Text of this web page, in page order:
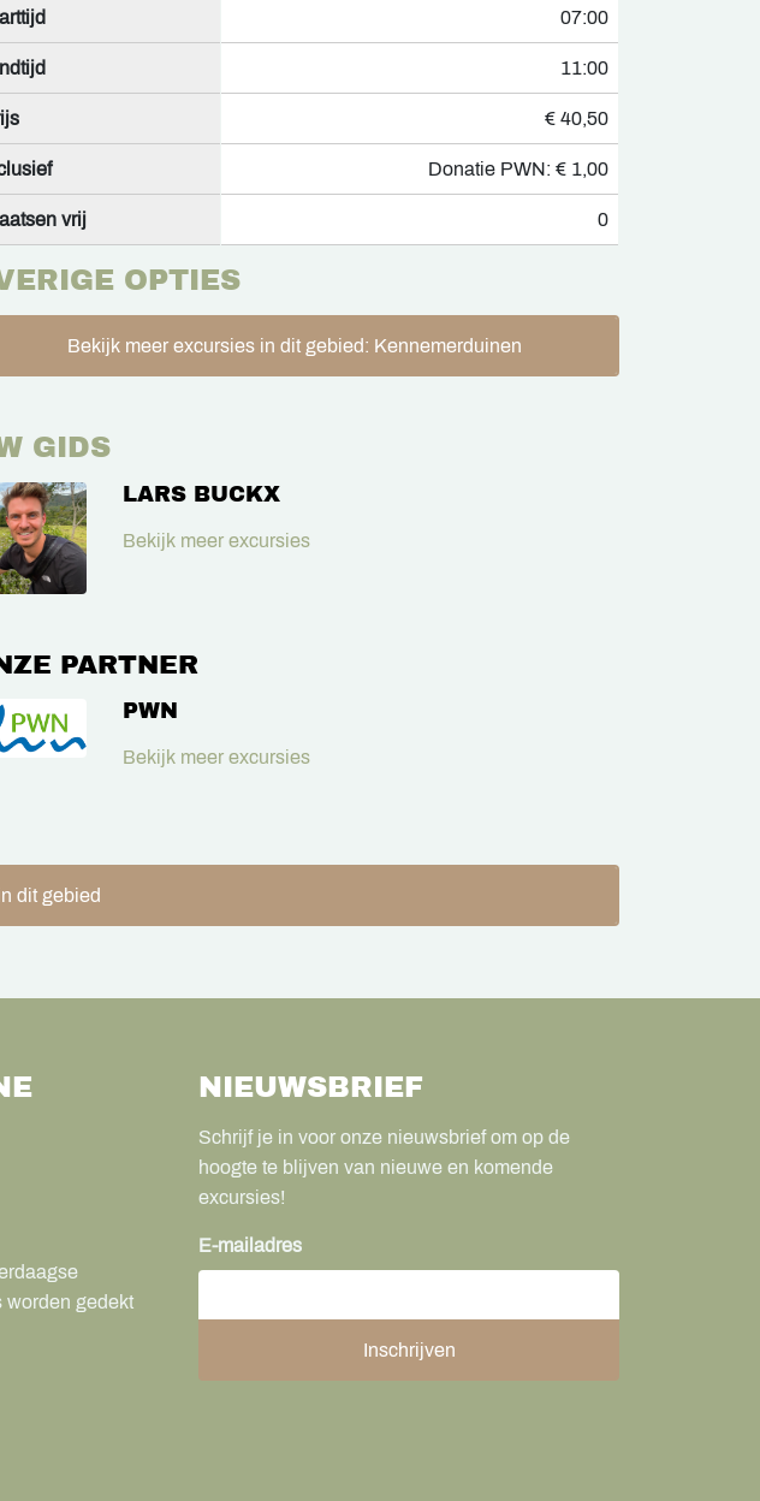
07:00
11:00
€ 40,50
Donatie PWN: € 1,00
vrij 0
OPTIES
Bekijk meer excursies in dit gebied: Kennemerduinen
GIDS
LARS BUCKX
Bekijk meer excursies
PARTNER
PWN
Bekijk meer excursies
dit gebied
worden gedekt
NIEUWSBRIEF
Schrijf je in voor onze nieuwsbrief om op de
hoogte te blijven van nieuwe en komende
excursies!
E-mailadres